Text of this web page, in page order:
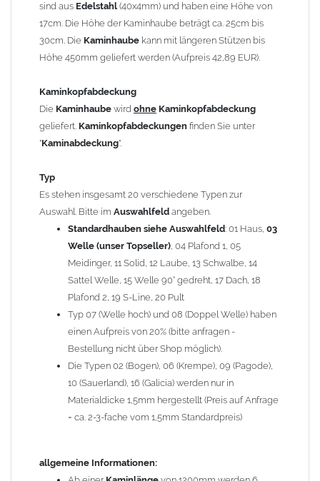
allgemeine Informationen:
Ab einer Kaminlängevon 1200mm werden 6
Kaminstützengeliefert.
Bei der Kombination mitWetterfahneundKaminbreite
angefertigt.
DieKaminhaubekann mitklappbaren Stützen
für 4 Stützen = 96,89 EUR, Länge ab 1200mm 6 Stützen =
145,39 EUR) geliefert werden.
Ihrem zuständigen
Hinweis: FürKaminhaubenundKaminabdeckungenkönnen wir
Nachnahme anbieten!
Lieferzeit: ca. 1-2 Wochen nach Zahlungseingang
Sonderanfertigung: Die Kaminhaube wird kundenspezifisch
angefertigt - keine Rücknahme möglich!
Zum Bild vergößern, bitte auf das Bild klicken!
sind aus Edelstahl (40x4mm) und haben eine Höhe von
17cm. Die Höhe der Kaminhaube beträgt ca. 25cm bis
30cm. Die Kaminhaube kann mit längeren Stützen bis
Höhe 450mm geliefert werden (Aufpreis 42,89 EUR).
Kaminkopfabdeckung
Die Kaminhaube wird ohne Kaminkopfabdeckung
geliefert. Kaminkopfabdeckungen finden Sie unter
"Kaminabdeckung".
Typ
Es stehen insgesamt 20 verschiedene Typen zur
Auswahl. Bitte im Auswahlfeld angeben.
Standardhauben siehe Auswahlfeld: 01 Haus, 03
Welle (unser Topseller), 04 Plafond 1, 05
Meidinger, 11 Solid, 12 Laube, 13 Schwalbe, 14
Sattel Welle, 15 Welle 90° gedreht, 17 Dach, 18
Plafond 2, 19 S-Line, 20 Pult
Typ 07 (Welle hoch) und 08 (Doppel Welle) haben
einen Aufpreis von 20% (bitte anfragen -
Bestellung nicht über Shop möglich).
Die Typen 02 (Bogen), 06 (Krempe), 09 (Pagode),
10 (Sauerland), 16 (Galicia) werden nur in
Materialdicke 1,5mm hergestellt (Preis auf Anfrage
= ca. 2-3-fache vom 1,5mm Standardpreis)
allgemeine Informationen: